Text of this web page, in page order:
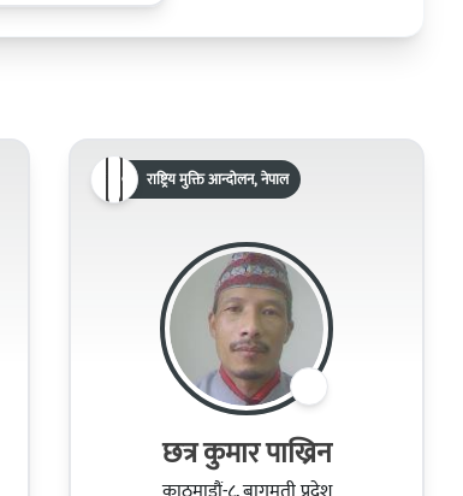
राष्ट्रिय मुक्ति आन्दोलन, नेपाल
छत्र कुमार पाख्रिन